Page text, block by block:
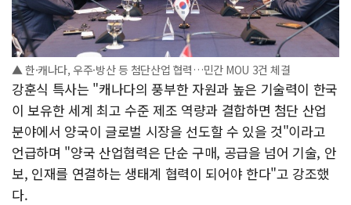
▲ 한·캐나다, 우주·방산 등 첨단산업 협력…민간 MOU 3건 체결
강훈식 특사는 "캐나다의 풍부한 자원과 높은 기술력이 한국
이 보유한 세계 최고 수준 제조 역량과 결합하면 첨단 산업
분야에서 양국이 글로벌 시장을 선도할 수 있을 것"이라고
언급하며 "양국 산업협력은 단순 구매, 공급을 넘어 기술, 안
보, 인재를 연결하는 생태계 협력이 되어야 한다"고 강조했
다.